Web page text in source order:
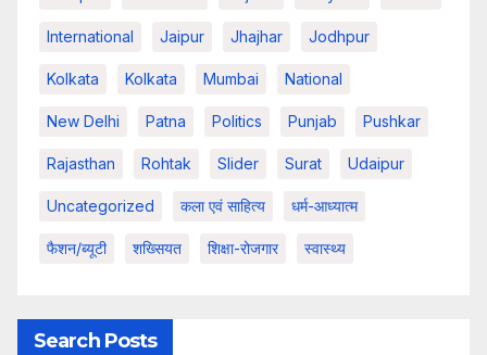
International Jaipur Jhajhar Jodhpur
Kolkata Kolkata Mumbai National
New Delhi Patna Politics Punjab Pushkar
Rajasthan Rohtak Slider Surat Udaipur
Uncategorized कला एवं साहित्य धर्म-आध्यात्म
फैशन/ब्यूटी शख्सियत शिक्षा-रोजगार स्वास्थ्य
Search Posts